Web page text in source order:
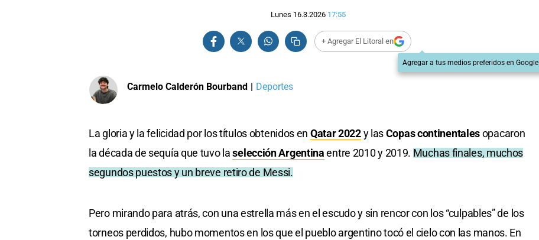
Lunes 16.3.2026 17:55
+ Agregar El Litoral en
Agregar a tus medios preferidos en Google
Carmelo Calderón Bourband | Deportes
La gloria y la felicidad por los títulos obtenidos en Qatar 2022y lasCopas continentalesopacaron
la década de sequía que tuvo laselección Argentinaentre 2010 y 2019. Muchas finales, muchos
segundos puestos y un breve retiro de Messi.
Pero mirando para atrás, con una estrella más en el escudo y sin rencor con los “culpables” de los
torneos perdidos, hubo momentos en los que el pueblo argentino tocó el cielo con las manos. En